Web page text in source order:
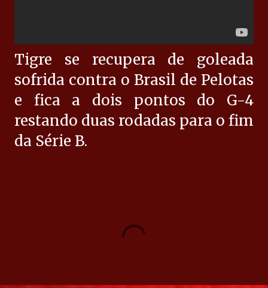
Tigre se recupera de goleada
sofrida contra o Brasil de Pelotas
e fica a dois pontos do G-4
restando duas rodadas para o fim
da Série B.